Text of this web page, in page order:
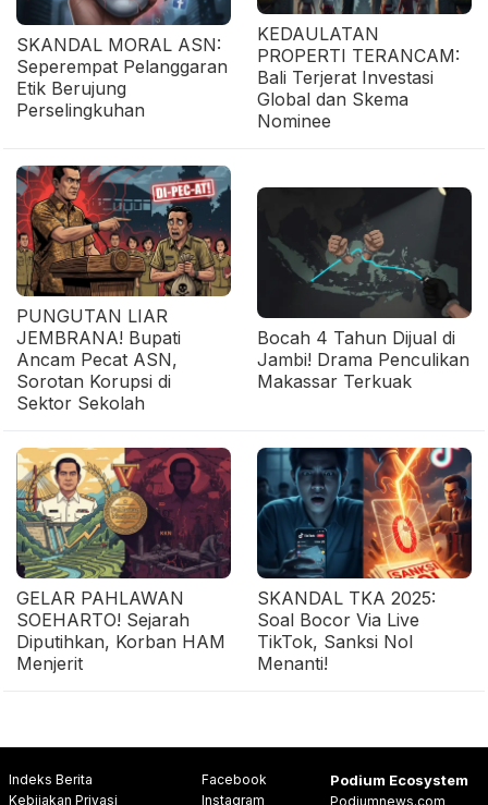
SKANDAL MORAL ASN:
Seperempat Pelanggaran
Etik Berujung
Perselingkuhan
KEDAULATAN
PROPERTI TERANCAM:
Bali Terjerat Investasi
Global dan Skema
Nominee
PUNGUTAN LIAR
JEMBRANA! Bupati
Ancam Pecat ASN,
Sorotan Korupsi di
Sektor Sekolah
Bocah 4 Tahun Dijual di
Jambi! Drama Penculikan
Makassar Terkuak
GELAR PAHLAWAN
SOEHARTO! Sejarah
Diputihkan, Korban HAM
Menjerit
SKANDAL TKA 2025:
Soal Bocor Via Live
TikTok, Sanksi Nol
Menanti!
Indeks Berita
Kebijakan Privasi
Facebook
Instagram
Podium Ecosystem
Podiumnews.com